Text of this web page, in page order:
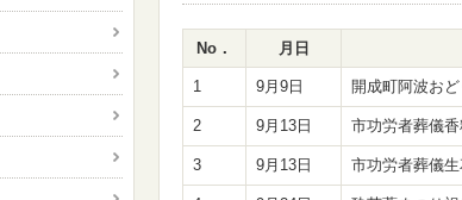
No． 月日
1 9月9日 開成町阿波お
2 9月13日 市功労者葬儀
3 9月13日 市功労者葬儀